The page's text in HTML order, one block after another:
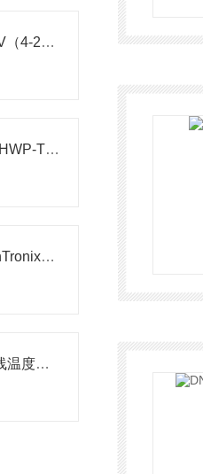
HSXST/B-H-1（红）-V（4-20）-V1-P温度仪表
T80智能单光柱测控仪HWP-T804-02-23-HHLL-P技术参数
conTronix浓度探头conTronix烤箱浓度探头
ABSD-A4在线式红外线温度传感器图文参数解析